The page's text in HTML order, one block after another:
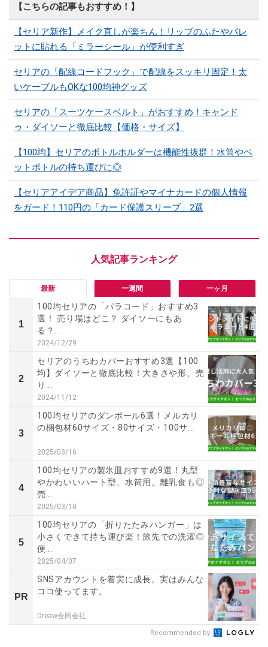
【こちらの記事もおすすめ！】
【セリア新作】メイク直しが楽ちん！リップのふたやパレ
ットに貼れる「ミラーシール」が便利すぎ
セリアの「配線コードフック」で配線をスッキリ固定！太
いケーブルもOKな100均神グッズ
セリアの「スーツケースベルト」がおすすめ！キャンド
ゥ・ダイソーと徹底比較【価格・サイズ】
【100均】セリアのボトルホルダーは機能性抜群！水筒やペ
ットボトルの持ち運びに◎
【セリアアイデア商品】免許証やマイナカードの個人情報
をガード！110円の「カード保護スリーブ」2選
最新 一週間 一ヶ月
1
100均セリアの「パラコード」おすすめ3
選！ 売り場はどこ？ ダイソーにもあ
る？...
2024/12/29
2
セリアのうちわカバーおすすめ3選【100
均】ダイソーと徹底比較！大きさや形、売
り...
2024/11/12
3
100均セリアのダンボール6選！メルカリ
の梱包材60サイズ・80サイズ・100サ...
2025/03/16
4
100均セリアの製氷皿おすすめ9選！丸型
やかわいいハート型、水筒用、離乳食も◎
売...
2025/03/10
5
100均セリアの「折りたたみハンガー」は
小さくできて持ち運び楽！旅先での洗濯◎
便...
2025/04/07
PR
SNSアカウントを着実に成長。実はみんな
ココ使ってます。
Dreaw合同会社
Recommended by